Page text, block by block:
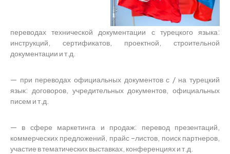
переводах технической документации с турецкого языка:
инструкций, сертификатов, проектной, строительной
документации и т.д.
— при переводах официальных документов с / на турецкий
язык: договоров, учредительных документов, официальных
писем и т.д.
— в сфере маркетинга и продаж: перевод презентаций,
коммерческих предложений, прайс –листов, поиск партнеров,
участие в тематических выставках, конференциях и т.д.